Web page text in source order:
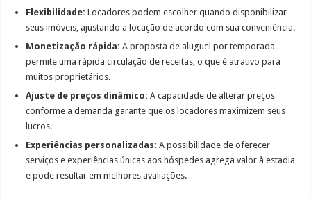
Flexibilidade: Locadores podem escolher quando disponibilizar
seus imóveis, ajustando a locação de acordo com sua conveniência.
Monetização rápida: A proposta de aluguel por temporada
permite uma rápida circulação de receitas, o que é atrativo para
muitos proprietários.
Ajuste de preços dinâmico: A capacidade de alterar preços
conforme a demanda garante que os locadores maximizem seus
lucros.
Experiências personalizadas: A possibilidade de oferecer
serviços e experiências únicas aos hóspedes agrega valor à estadia
e pode resultar em melhores avaliações.